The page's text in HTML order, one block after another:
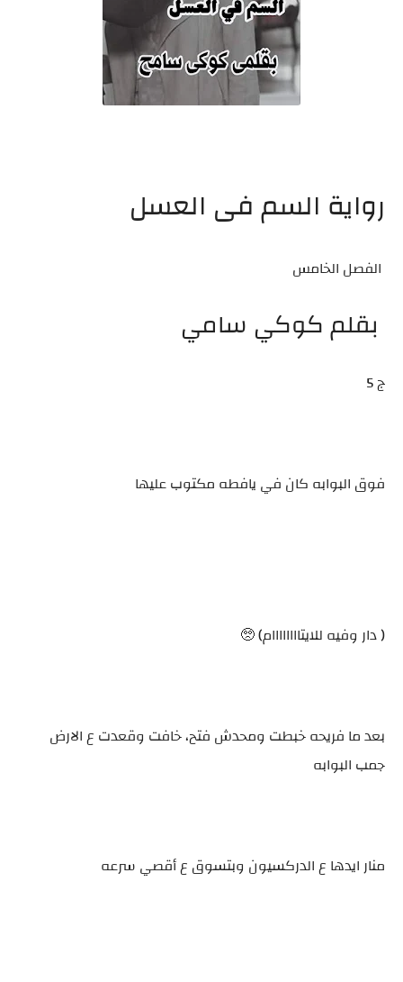
رواية السم فى العسل
الفصل الخامس
بقلم كوكي سامي
ج 5
فوق البوابه كان في يافطه مكتوب عليها
( دار وفيه للايتاااااااام) 🥺
بعد ما فريحه خبطت ومحدش فتح، خافت وقعدت ع الارض
جمب البوابه
منار ايدها ع الدركسيون وبتسوق ع أقصي سرعه